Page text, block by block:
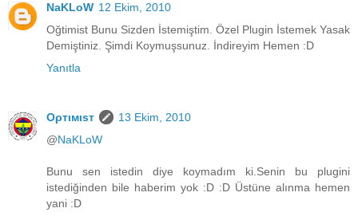
NaKLoW 12 Ekim, 2010
Oğtimist Bunu Sizden İstemiştim. Özel Plugin İstemek Yasak
Demiştiniz. Şimdi Koymuşsunuz. İndireyim Hemen :D
Yanıtla
Oρтιмιsт
13 Ekim, 2010
@NaKLoW
Bunu sen istedin diye koymadım ki.Senin bu plugini
istediğinden bile haberim yok :D :D Üstüne alınma hemen
yani :D